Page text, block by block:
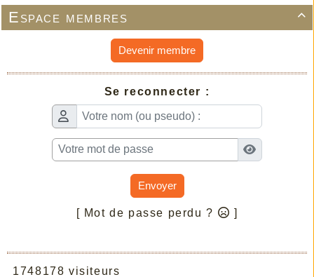

Espace membres
Devenir membre
Se reconnecter :
Envoyer
[ Mot de passe perdu ? ]
1748178 visiteurs